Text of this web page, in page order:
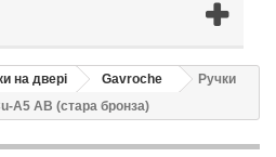
на двері Gavroche
Ручки
А5 AB (стара бронза)